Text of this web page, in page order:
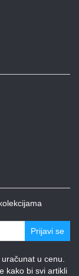
Prijavi se
u cenu.
kako bi svi artikli